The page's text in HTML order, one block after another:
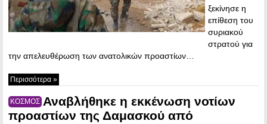
ξεκίνησε η
επίθεση του
συριακού
στρατού για
την απελευθέρωση των ανατολικών προαστίων…
Περισσότερα »
ΚΟΣΜΟΣ Αναβλήθηκε η εκκένωση νοτίων
προαστίων της Δαμασκού από